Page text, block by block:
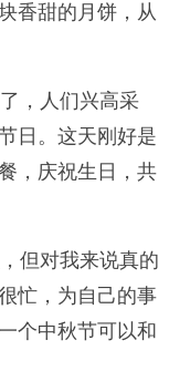
香甜的月饼，从
，人们兴高采
日。这天刚好是
，庆祝生日，共
但对我来说真的
忙，为自己的事
个中秋节可以和